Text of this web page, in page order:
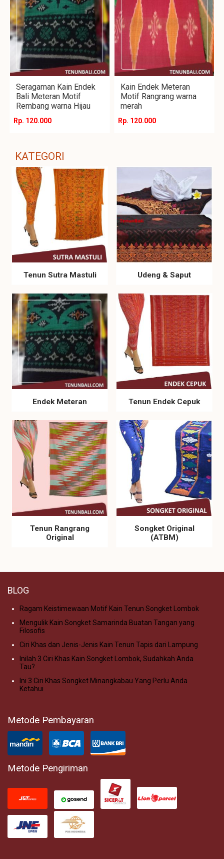
Seragaman Kain Endek
Bali Meteran Motif
Rembang warna Hijau
Rp. 120.000
Kain Endek Meteran
Motif Rangrang warna
merah
Rp. 120.000
KATEGORI
Tenun Sutra Mastuli Udeng & Saput
Endek Meteran Tenun Endek Cepuk
Tenun Rangrang
Original
Songket Original
(ATBM)
BLOG
Ragam Keistimewaan Motif Kain Tenun Songket Lombok
Mengulik Kain Songket Samarinda Buatan Tangan yang
Filosofis
Ciri Khas dan Jenis-Jenis Kain Tenun Tapis dari Lampung
Inilah 3 Ciri Khas Kain Songket Lombok, Sudahkah Anda
Tau?
Ini 3 Ciri Khas Songket Minangkabau Yang Perlu Anda
Ketahui
Metode Pembayaran
Metode Pengiriman